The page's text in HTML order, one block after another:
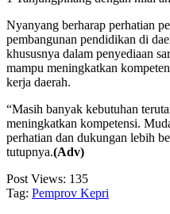
Nyanyang berharap perhatian
pembangunan pendidikan di
khususnya dalam penyediaan
mampu meningkatkan
kerja daerah.
“Masih banyak kebutuhan
meningkatkan kompetensi.
perhatian dan dukungan lebih
tutupnya.(Adv)
Post Views: 135
Tag: Pemprov Kepri